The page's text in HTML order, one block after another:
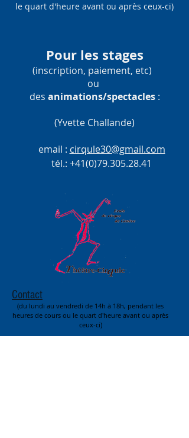
le quart d'heure avant ou après ceux-ci)
Pour les stages
(inscription, paiement, etc)
ou
des animations/spectacles:
(Yvette Challande)
email : cirqule30@gmail.com
tél.: +41(0)79.305.28.41
Contact
(du lundi au vendredi de 14h à 18h, pendant les
heures de cours ou le quart d'heure avant ou après
ceux-ci)